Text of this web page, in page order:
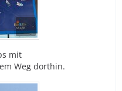
mit
Weg dorthin.